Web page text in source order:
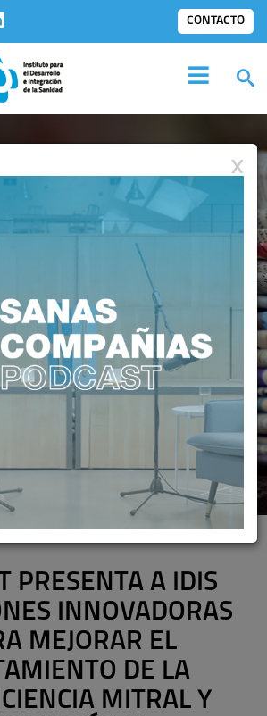
CONTACTO
EN LOSMEDIOS
PRESENTA A IDIS
INNOVADORAS
MEJORAR EL
DE LA
MITRAL Y
X